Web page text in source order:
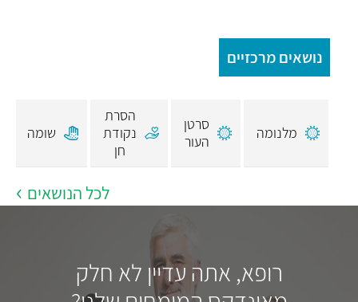
נושאים מרכזיים
מלנומה
סרטן
העור
הסרת
נקודת
חן
שומה
לכל הנושאים
רופא, אתה עדיין לא חלק